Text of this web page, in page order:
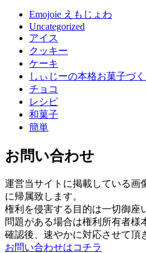
Emojoie えもじょわ
Uncategorized
アイス
クッキー
ケーキ
しぃじーの本格お菓子づく
チョコ
レシピ
和菓子
簡単
お問い合わせ
運営当サイトに掲載している画
に帰属致します。
権利を侵害する目的は一切御座
問題がある場合は権利所有者様
確認後、速やかに対応させて頂
お問い合わせはコチラ